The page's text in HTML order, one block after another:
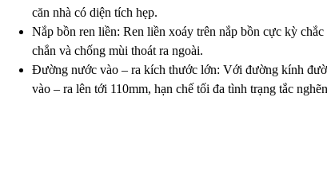
căn nhà có diện tích hẹp.
Nắp bồn ren liền: Ren liền xoáy trên nắp bồn cực kỳ chắc
chắn và chống mùi thoát ra ngoài.
Đường nước vào – ra kích thước lớn: Với đường kính
vào – ra lên tới 110mm, hạn chế tối đa tình trạng tắc